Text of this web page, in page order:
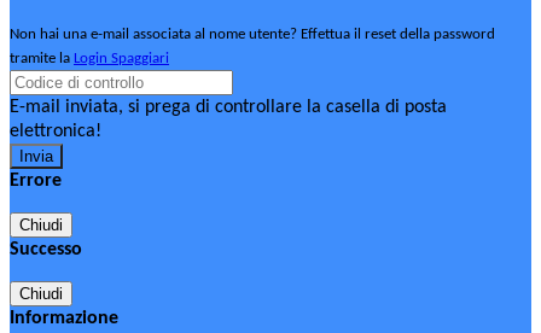
Non hai una e-mail associata al nome utente? Effettua il reset della password
tramite la Login Spaggiari
E-mail inviata, si prega di controllare la casella di posta
elettronica!
Errore
Chiudi
Successo
Chiudi
Informazione